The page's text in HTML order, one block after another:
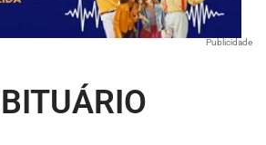
Publicidade